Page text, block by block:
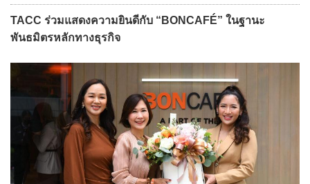
TACC ร่วมแสดงความยินดีกับ “BONCAFÉ” ในฐานะ
พันธมิตรหลักทางธุรกิจ